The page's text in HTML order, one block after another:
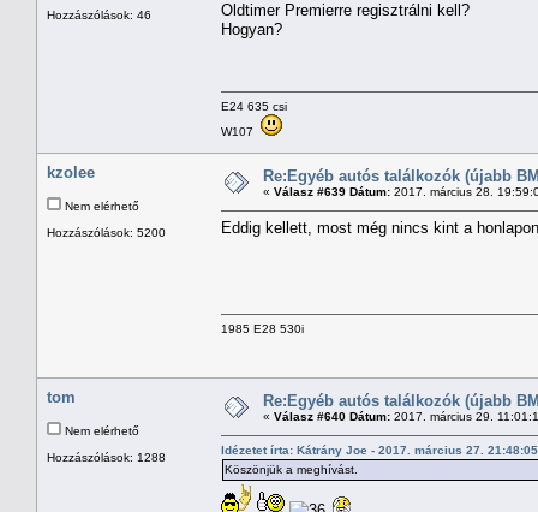
Hozzászólások: 46
Oldtimer Premierre regisztrálni kell?
Hogyan?
E24 635 csi
W107
kzolee
Nem elérhető
Hozzászólások: 5200
Re:Egyéb autós találkozók (újabb
« Válasz #639 Dátum: 2017. március 28.
Eddig kellett, most még nincs kint a
1985 E28 530i
tom
Nem elérhető
Hozzászólások: 1288
Re:Egyéb autós találkozók (újabb
« Válasz #640 Dátum: 2017. március 29.
Idézetet írta: Kátrány Joe - 2017. március 27.
Köszönjük a meghívást.